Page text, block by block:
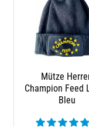
Overtrouser
(2